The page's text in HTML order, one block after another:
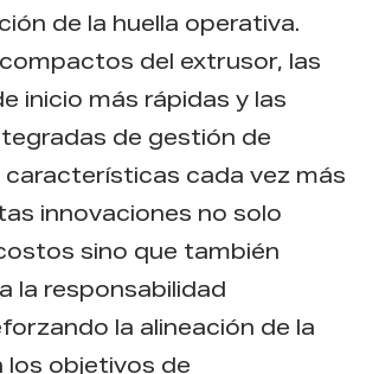
de la huella operativa.
del extrusor, las
inicio más rápidas y las
de gestión de
características cada vez más
innovaciones no solo
sino que también
la responsabilidad
la alineación de la
los objetivos de